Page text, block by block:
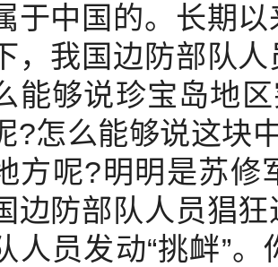
于中国的。长期
，我国边防部队
能够说珍宝岛地
?怎么能够说这块
方呢?明明是苏修
边防部队人员猖
人员发动“挑衅”